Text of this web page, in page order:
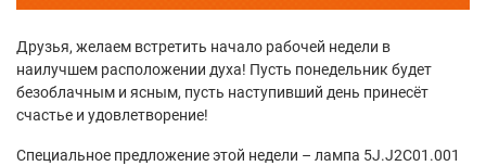
Друзья, желаем встретить начало рабочей недели в
наилучшем расположении духа! Пусть понедельник будет
безоблачным и ясным, пусть наступивший день принесёт
счастье и удовлетворение!
Специальное предложение этой недели – лампа 5J.J2C01.001